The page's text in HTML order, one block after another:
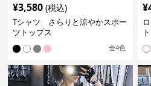
¥3,580 (税込)
Tシャツ さらりと涼やかスポー
ツトップス
全4色
¥